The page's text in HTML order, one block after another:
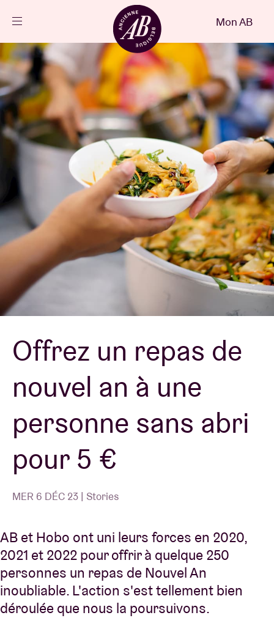
FR
Agenda
Projets
Actualités
Infos visiteurs
AB ❤ you
Location de salles
BRDCST
ABtv
Chèque-concert
À propos de l'AB
Contact
Mon AB
Offrez un repas de
nouvel an à une
personne sans abri
pour 5 €
MER 6 DÉC 23 | Stories
AB et Hobo ont uni leurs forces en 2020,
2021 et 2022 pour offrir à quelque 250
personnes un repas de Nouvel An
inoubliable. L'action s'est tellement bien
déroulée que nous la poursuivons.